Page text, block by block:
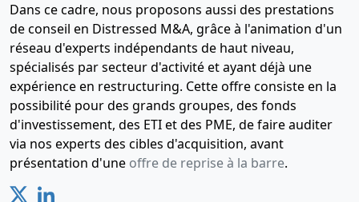
Dans ce cadre, nous proposons aussi des prestations
de conseil en Distressed M&A, grâce à l'animation d'un
réseau d'experts indépendants de haut niveau,
spécialisés par secteur d'activité et ayant déjà une
expérience en restructuring. Cette offre consiste en la
possibilité pour des grands groupes, des fonds
d'investissement, des ETI et des PME, de faire auditer
via nos experts des cibles d'acquisition, avant
présentation d'une offre de reprise à la barre.